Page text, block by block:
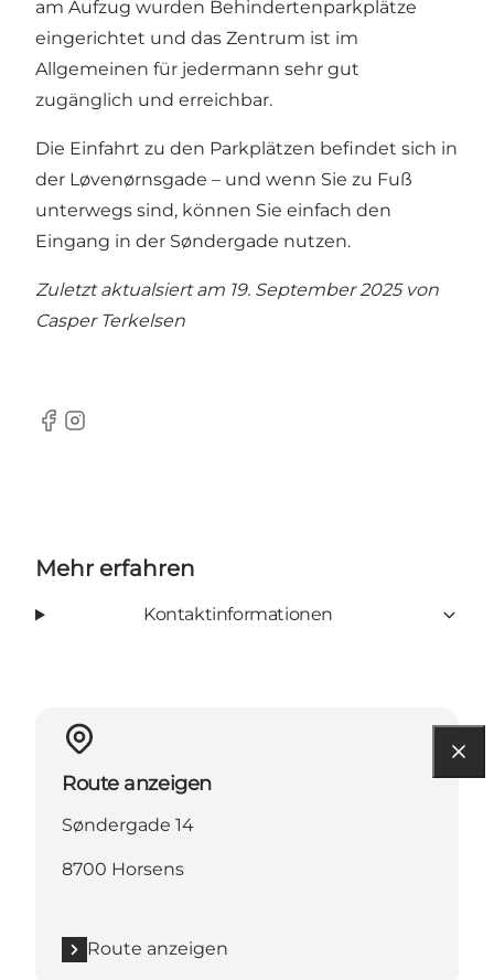
am Aufzug wurden Behindertenparkplätze
eingerichtet und das Zentrum ist im
Allgemeinen für jedermann sehr gut
zugänglich und erreichbar.
Die Einfahrt zu den Parkplätzen befindet sich in
der Løvenørnsgade – und wenn Sie zu Fuß
unterwegs sind, können Sie einfach den
Eingang in der Søndergade nutzen.
Zuletzt aktualsiert am 19. September 2025 von
Casper Terkelsen
Facebook
Instagram
Mehr erfahren
Kontaktinformationen
Route anzeigen
Søndergade 14
8700 Horsens
Route anzeigen